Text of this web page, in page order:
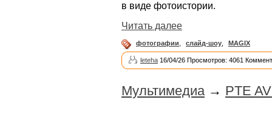
в виде фотоистории.
Читать далее
фотографии, слайд-шоу, MAGIX
leteha 16/04/26 Просмотров: 4061
Мультимедиа → PTE